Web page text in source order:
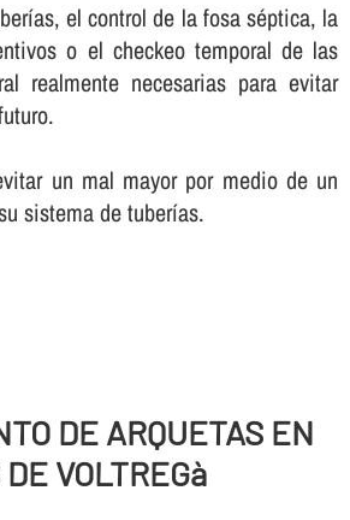
el control de la fosa séptica, la
o el checkeo temporal de las
realmente necesarias para evitar
un mal mayor por medio de un
sistema de tuberí­as.
DE ARQUETAS EN
VOLTREGà